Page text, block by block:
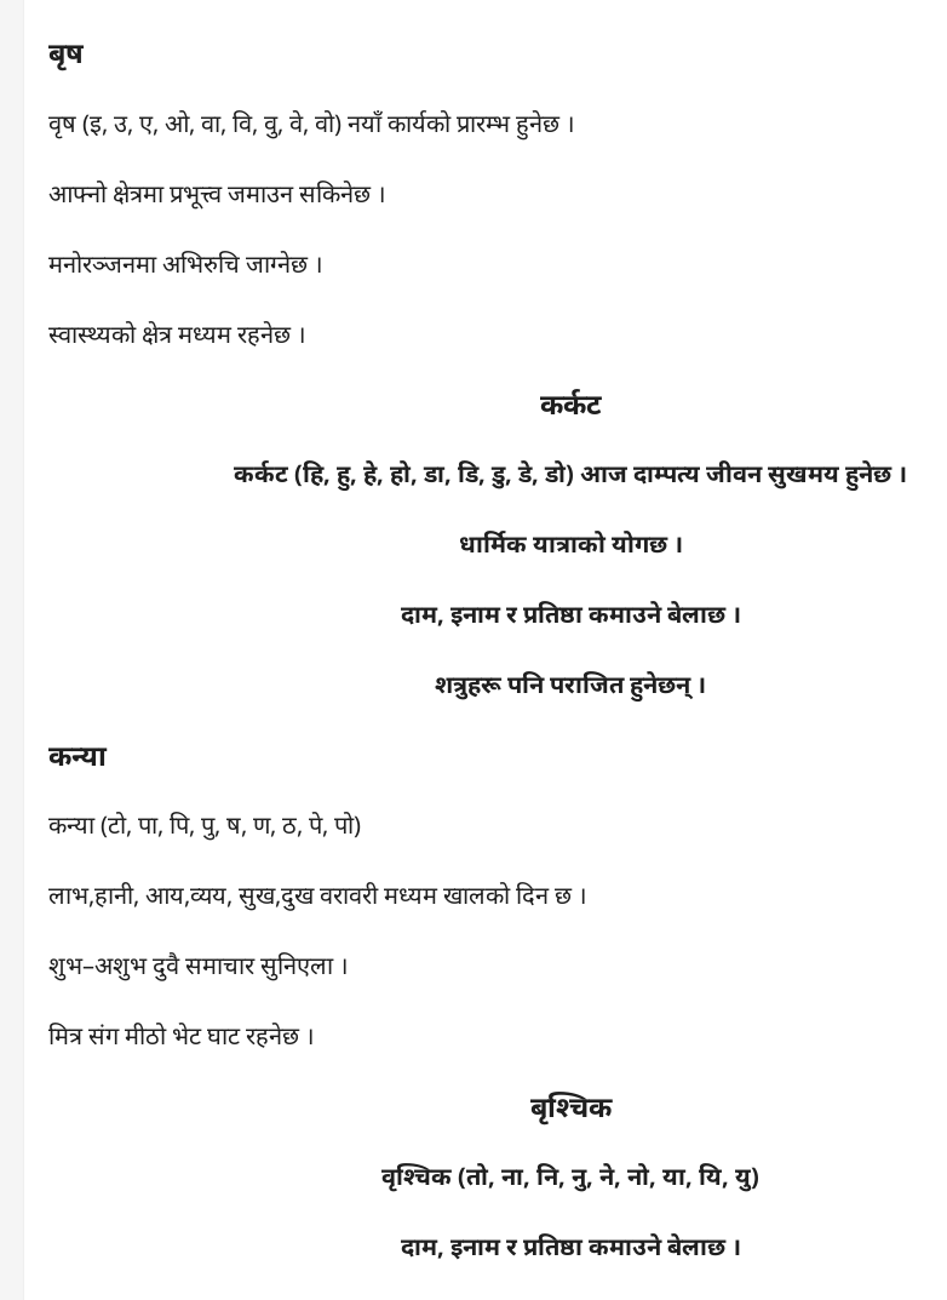
बृष
वृष (इ, उ, ए, ओ, वा, वि, वु, वे, वो) नयाँ कार्यको प्रारम्भ हुनेछ ।
आफ्नो क्षेत्रमा प्रभूत्त्व जमाउन सकिनेछ ।
मनोरञ्जनमा अभिरुचि जाग्नेछ ।
स्वास्थ्यको क्षेत्र मध्यम रहनेछ ।
कर्कट
कर्कट (हि, हु, हे, हो, डा, डि, डु, डे, डो) आज दाम्पत्य जीवन सुखमय हुनेछ ।
धार्मिक यात्राको योगछ ।
दाम, इनाम र प्रतिष्ठा कमाउने बेलाछ ।
शत्रुहरू पनि पराजित हुनेछन् ।
कन्या
कन्या (टो, पा, पि, पु, ष, ण, ठ, पे, पो)
लाभ,हानी, आय,व्यय, सुख,दुख वरावरी मध्यम खालको दिन छ ।
शुभ–अशुभ दुवै समाचार सुनिएला ।
मित्र संग मीठो भेट घाट रहनेछ ।
बृश्चिक
वृश्चिक (तो, ना, नि, नु, ने, नो, या, यि, यु)
दाम, इनाम र प्रतिष्ठा कमाउने बेलाछ ।